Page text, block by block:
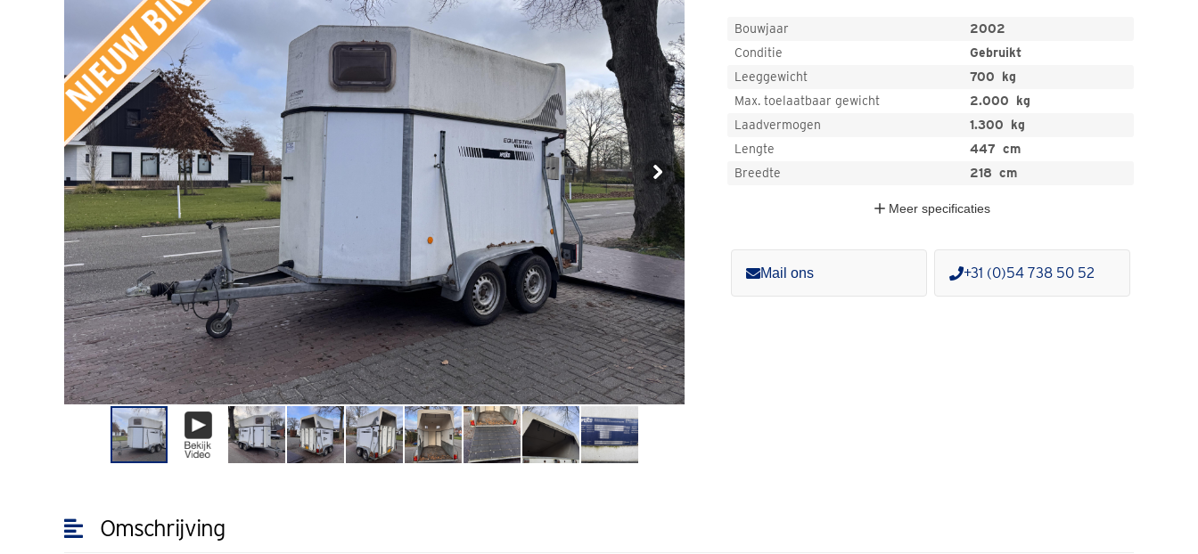
Bouwjaar
2002
Conditie
Gebruikt
Leeggewicht
700 kg
Max. toelaatbaar gewicht
2.000 kg
Laadvermogen
1.300 kg
Lengte
447 cm
Breedte
218 cm
Meer specificaties
Mail ons +31 (0)54 738 50 52
Omschrijving